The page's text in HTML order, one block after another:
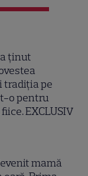
ținut
tradiția pe
o pentru
EXCLUSIV
mamă